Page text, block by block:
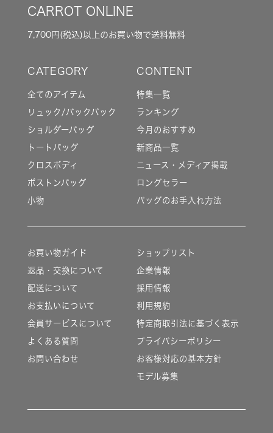
CARROT ONLINE
7,700円(税込)以上のお買い物で送料無料
全てのアイテム
リュック/バックパック
ショルダーバッグ
トートバッグ
クロスボディ
ボストンバッグ
小物
特集一覧
ランキング
今月のおすすめ
新商品一覧
ニュース・メディア掲載
ロングセラー
バッグのお手入れ方法
お買い物ガイド
返品・交換について
配送について
お支払いについて
会員サービスについて
よくある質問
お問い合わせ
ショップリスト
企業情報
採用情報
利用規約
特定商取引法に基づく表示
プライバシーポリシー
お客様対応の基本方針
モデル募集